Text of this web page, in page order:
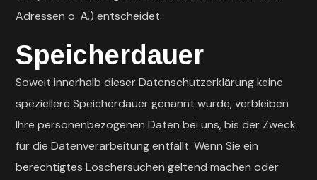
Adressen o. Ä.) entscheidet.
Speicherdauer
Soweit innerhalb dieser Datenschutzerklärung keine
speziellere Speicherdauer genannt wurde, verbleiben
Ihre personenbezogenen Daten bei uns, bis der Zweck
für die Datenverarbeitung entfällt. Wenn Sie ein
berechtigtes Löschersuchen geltend machen oder